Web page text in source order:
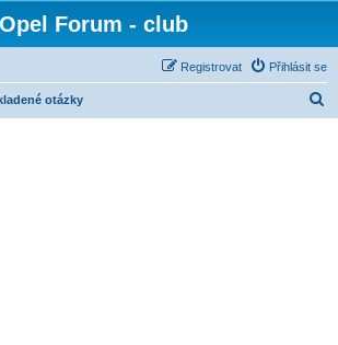
Opel Forum - club
Přihlásit se
Registrovat
otázky